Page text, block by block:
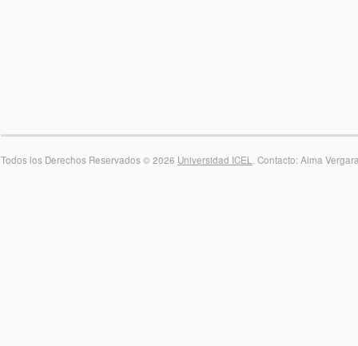
Todos los Derechos Reservados © 2026 Universidad ICEL . Contacto: Alma